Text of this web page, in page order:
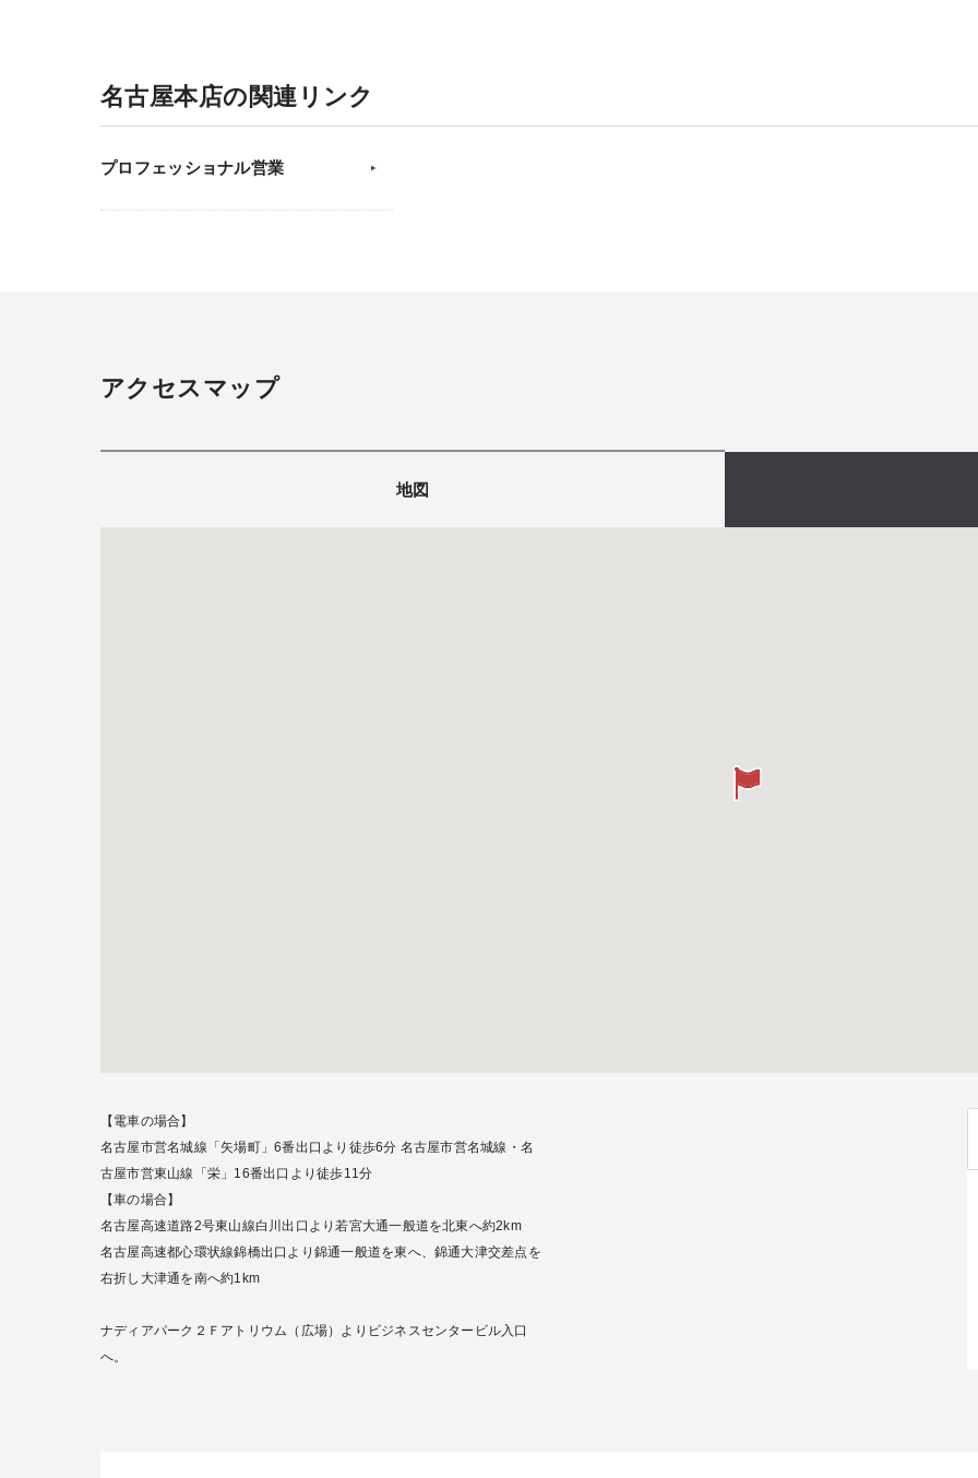
名古屋本店の関連リンク
プロフェッショナル営業
アクセスマップ
地図
【電車の場合】
名古屋市営名城線「矢場町」6番出口より徒歩6分 名古屋市営名城線・名
古屋市営東山線「栄」16番出口より徒歩11分
【車の場合】
名古屋高速道路2号東山線白川出口より若宮大通一般道を北東へ約2km
名古屋高速都心環状線錦橋出口より錦通一般道を東へ、錦通大津交差点を
右折し大津通を南へ約1km
ナディアパーク２Ｆアトリウム（広場）よりビジネスセンタービル入口
へ。